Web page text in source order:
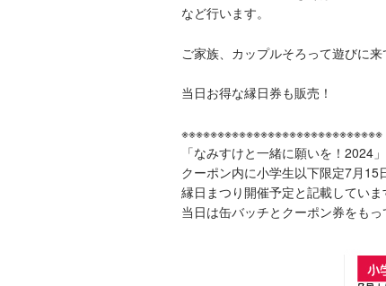
など行います。
ご家族、カップルそろって遊びに来
当日お得な縁日券も販売！
※※※※※※※※※※※※※※※※※※※※※※※※※※※※
「なみすけと一緒に願いを！2024
クーポン内に小学生以下限定7月15
縁日まつり開催予定と記載してい
当日は缶バッチとクーポン券をもっ